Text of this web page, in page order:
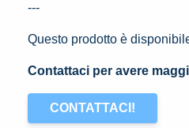
---
Questo prodotto è
Contattaci per avere
CONTATTACI!